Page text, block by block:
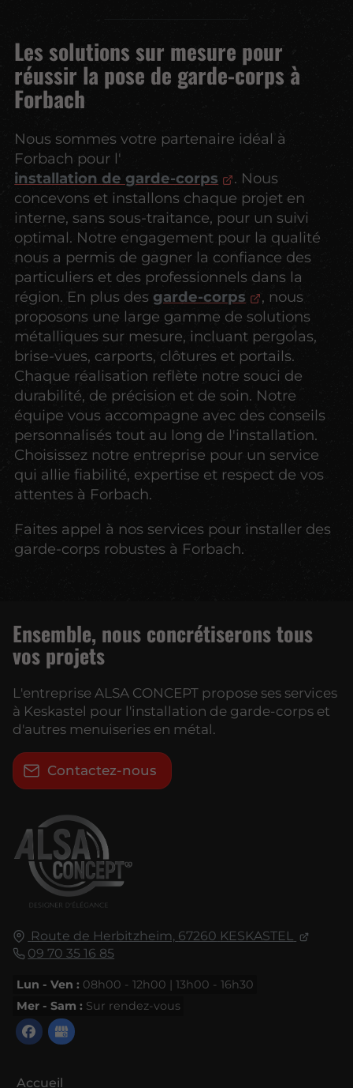
Les solutions sur mesure pour
réussir la pose de garde-corps à
Forbach
Nous sommes votre partenaire idéal à
Forbach pour l'
installation de garde-corps
. Nous
concevons et installons chaque projet en
interne, sans sous-traitance, pour un suivi
optimal. Notre engagement pour la qualité
nous a permis de gagner la confiance des
particuliers et des professionnels dans la
région. En plus des garde-corps
, nous
proposons une large gamme de solutions
métalliques sur mesure, incluant pergolas,
brise-vues, carports, clôtures et portails.
Chaque réalisation reflète notre souci de
durabilité, de précision et de soin. Notre
équipe vous accompagne avec des conseils
personnalisés tout au long de l'installation.
Choisissez notre entreprise pour un service
qui allie fiabilité, expertise et respect de vos
attentes à Forbach.
Faites appel à nos services pour installer des
garde-corps robustes à Forbach.
Route de Herbitzheim, 67260 KESKASTEL
09 70 35 16 85
Lun - Ven : 08h00 - 12h00 | 13h00 - 16h30
Mer - Sam : Sur rendez-vous
Accueil
Ensemble, nous concrétiserons tous
vos projets
L'entreprise ALSA CONCEPT propose ses services
à Keskastel pour l'installation de garde-corps et
d'autres menuiseries en métal.
Contactez-nous